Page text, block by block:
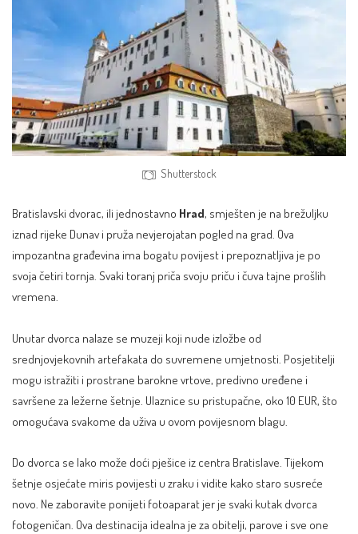
Shutterstock
Bratislavski dvorac, ili jednostavno Hrad, smješten je na brežuljku
iznad rijeke Dunav i pruža nevjerojatan pogled na grad. Ova
impozantna građevina ima bogatu povijest i prepoznatljiva je po
svoja četiri tornja. Svaki toranj priča svoju priču i čuva tajne prošlih
vremena.
Unutar dvorca nalaze se muzeji koji nude izložbe od
srednjovjekovnih artefakata do suvremene umjetnosti. Posjetitelji
mogu istražiti i prostrane barokne vrtove, predivno uređene i
savršene za ležerne šetnje. Ulaznice su pristupačne, oko 10 EUR, što
omogućava svakome da uživa u ovom povijesnom blagu.
Do dvorca se lako može doći pješice iz centra Bratislave. Tijekom
šetnje osjećate miris povijesti u zraku i vidite kako staro susreće
novo. Ne zaboravite ponijeti fotoaparat jer je svaki kutak dvorca
fotogeničan. Ova destinacija idealna je za obitelji, parove i sve one